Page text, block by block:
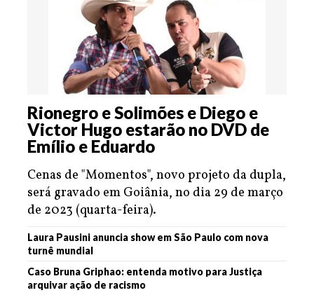
Rionegro e Solimões e Diego e
Victor Hugo estarão no DVD de
Emílio e Eduardo
Cenas de "Momentos", novo projeto da dupla,
será gravado em Goiânia, no dia 29 de março
de 2023 (quarta-feira).
Laura Pausini anuncia show em São Paulo com nova
turnê mundial
Caso Bruna Griphao: entenda motivo para Justiça
arquivar ação de racismo